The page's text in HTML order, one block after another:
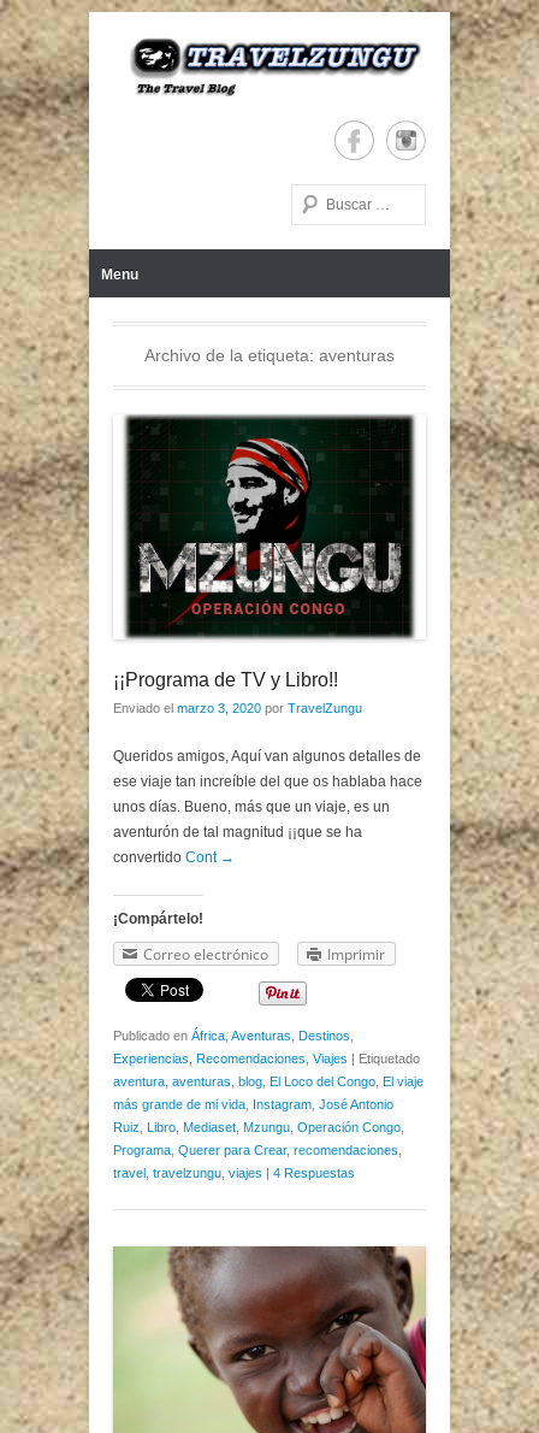
Buscar
Menu
Archivo de la etiqueta: aventuras
¡¡Programa de TV y Libro!!
Enviado el marzo 3, 2020 por TravelZungu
Queridos amigos, Aquí van algunos detalles de
ese viaje tan increíble del que os hablaba hace
unos días. Bueno, más que un viaje, es un
aventurón de tal magnitud ¡¡que se ha
convertido Cont →
¡Compártelo!
Correo electrónico Imprimir
Publicado en África Aventuras Destinos
Experiencias Recomendaciones Viajes | Etiquetado
aventura aventuras blog El Loco del Congo El viaje
más grande de mi vida Instagram José Antonio
Ruiz Libro Mediaset Mzungu Operación Congo
Programa Querer para Crear, recomendaciones
travel travelzungu viajes | 4 Respuestas